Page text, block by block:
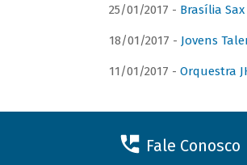
25/01/2017 - Brasília
18/01/2017 - Jovens
11/01/2017 - Orquestra
Fale Conosco